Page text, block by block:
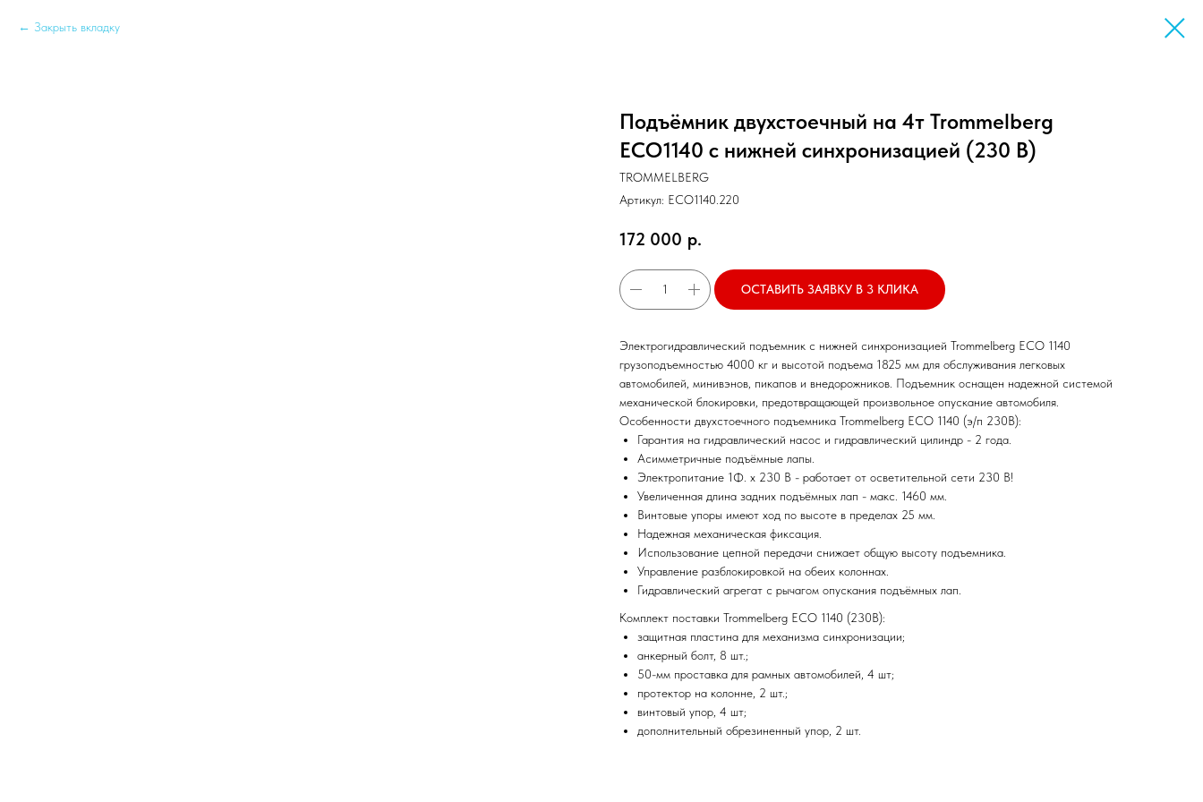
Закрыть вкладку
Подъёмник двухстоечный на 4т Trommelberg
ECO1140 с нижней синхронизацией (230 В)
TROMMELBERG
Артикул: ECO1140.220
172 000 р.
ОСТАВИТЬ ЗАЯВКУ В 3 КЛИКА
Электрогидравлический подъемник с нижней синхронизацией Trommelberg ECO 1140
грузоподъемностью 4000 кг и высотой подъема 1825 мм для обслуживания легковых
автомобилей, минивэнов, пикапов и внедорожников. Подъемник оснащен надежной системой
механической блокировки, предотвращающей произвольное опускание автомобиля.
Особенности двухстоечного подъемника Trommelberg ECO 1140 (э/п 230В):
Гарантия на гидравлический насос и гидравлический цилиндр - 2 года.
Асимметричные подъёмные лапы.
Электропитание 1Ф. х 230 В - работает от осветительной сети 230 В!
Увеличенная длина задних подъёмных лап - макс. 1460 мм.
Винтовые упоры имеют ход по высоте в пределах 25 мм.
Надежная механическая фиксация.
Использование цепной передачи снижает общую высоту подъемника.
Управление разблокировкой на обеих колоннах.
Гидравлический агрегат с рычагом опускания подъёмных лап.
Комплект поставки Trommelberg ECO 1140 (230В):
защитная пластина для механизма синхронизации;
анкерный болт, 8 шт.;
50-мм проставка для рамных автомобилей, 4 шт;
протектор на колонне, 2 шт.;
винтовый упор, 4 шт;
дополнительный обрезиненный упор, 2 шт.